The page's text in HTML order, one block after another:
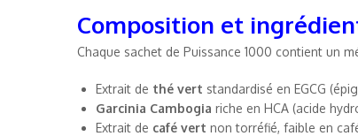
Composition et
Chaque sachet de Puissance 1000 contient un
Extrait de thé vert standardisé en EGCG
Garcinia Cambogia riche en HCA (acide
Extrait de café vert non torréfié, faible en